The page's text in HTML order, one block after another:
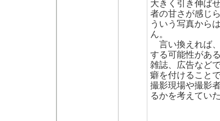
大きく引き伸ば
者の甘さが感じ
ういう写真から
ん。
言い換えれば
する可能性があ
雑誌、広告など
癖を付けること
撮影現場や撮影
るかを考えてい